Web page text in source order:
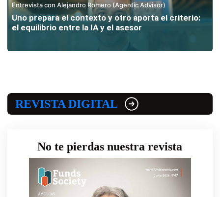
Entrevista con Alejandro Romero (Agentic Advisor)
Uno prepara el contexto y otro aporta el criterio:
el equilibrio entre la IA y el asesor
REVISTA DIGITAL
No te pierdas nuestra revista